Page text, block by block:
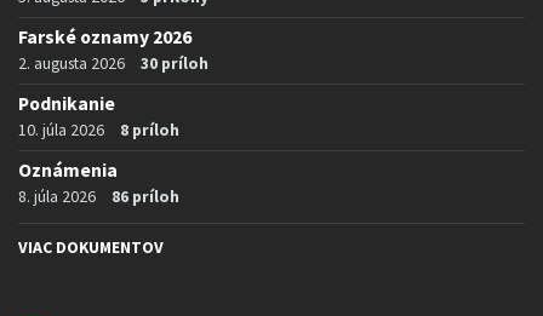
Farské oznamy 2026
2. augusta 2026 30 príloh
Podnikanie
10. júla 2026 8 príloh
Oznámenia
8. júla 2026 86 príloh
VIAC DOKUMENTOV